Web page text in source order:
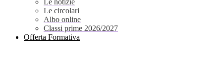
Le notizie
Le circolari
Albo online
Classi prime 2026/2027
Offerta Formativa